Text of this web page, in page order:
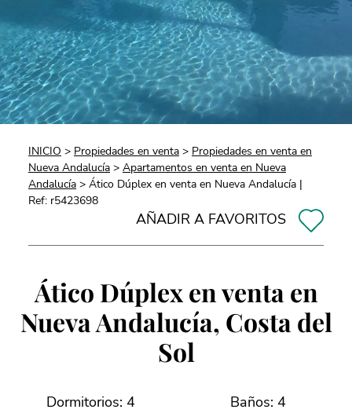
INICIO > Propiedades en venta > Propiedades en venta en
Nueva Andalucía > Apartamentos en venta en Nueva
Andalucía > Ático Dúplex en venta en Nueva Andalucía |
Ref: r5423698
AÑADIR A FAVORITOS
Ático Dúplex en venta en
Nueva Andalucía, Costa del
Sol
Dormitorios: 4
Baños: 4